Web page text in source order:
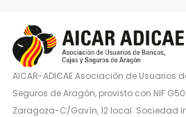
AICAR-ADICAE Asociación de Usuarios
Seguros de Aragón, provisto con NIF
Zaragoza-C/Gavín, 12 local. Sociedad